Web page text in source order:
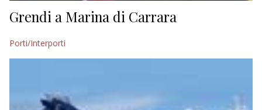
Grendi a Marina di Carrara
Porti/Interporti